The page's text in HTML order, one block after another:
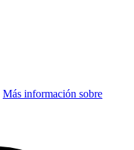
Más información sobre